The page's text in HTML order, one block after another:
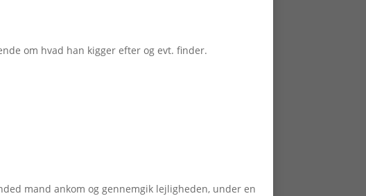
om hvad han kigger efter og evt. finder.
mand ankom og gennemgik lejligheden, under en